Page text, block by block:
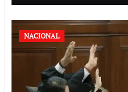
NACIONAL